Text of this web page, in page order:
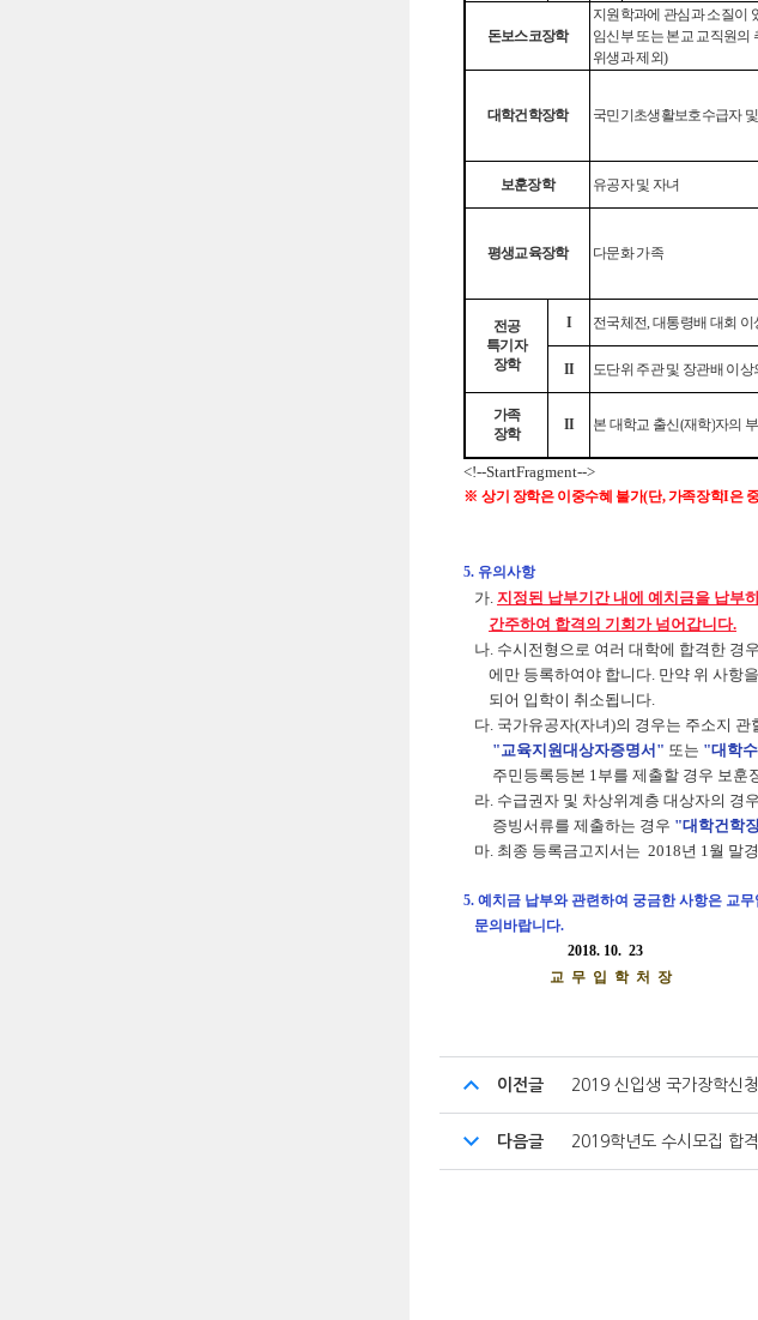
돈보스코장학
지원학과에 관심과 소질이
임신부 또는 본교 교직원의
위생과 제외)
대학건학장학 국민기초생활보호수급자
보훈장학 유공자 및 자녀
평생교육장학 다문화 가족
전공
특기자
장학
I 전국체전, 대통령배 대회
II
도단위 주관 및 장관배 이
가족
장학
II 본 대학교 출신(재학)자의 부
<!--StartFragment-->
※ 상기 장학은 이중수혜 불가(단,가족장학I은
5. 유의사항
가. 지정된 납부기간 내에 예치금을 납부
간주하여 합격의 기회가 넘어갑니다.
나. 수시전형으로 여러 대학에 합격한 경
에만 등록하여야 합니다. 만약 위 사항
되어 입학이 취소됩니다.
다. 국가유공자(자녀)의 경우는 주소지 관
"교육지원대상자증명서" 또는 "대학
주민등록등본 1부를 제출할 경우 보훈
라. 수급권자 및 차상위계층 대상자의 경우
증빙서류를 제출하는 경우 "대학건학
마. 최종 등록금고지서는 2018년 1월 말
5. 예치금 납부와 관련하여 궁금한 사항은 교무
문의바랍니다.
2018. 10. 23
교 무 입 학 처 장
이전글 2019 신입생 국가장학신
다음글 2019학년도 수시모집 합